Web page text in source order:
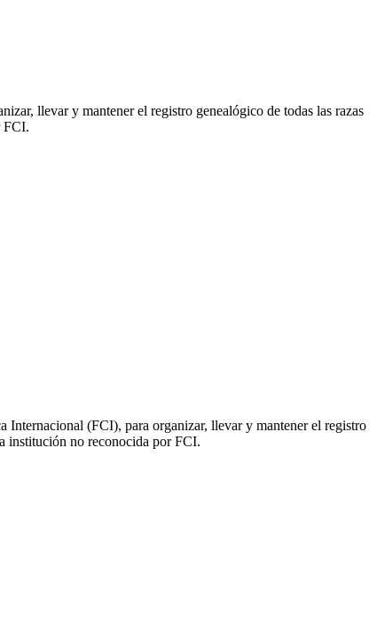
llevar y mantener el registro genealógico de todas las razas
FCI.
(FCI), para organizar, llevar y mantener el registro
institución no reconocida por FCI.